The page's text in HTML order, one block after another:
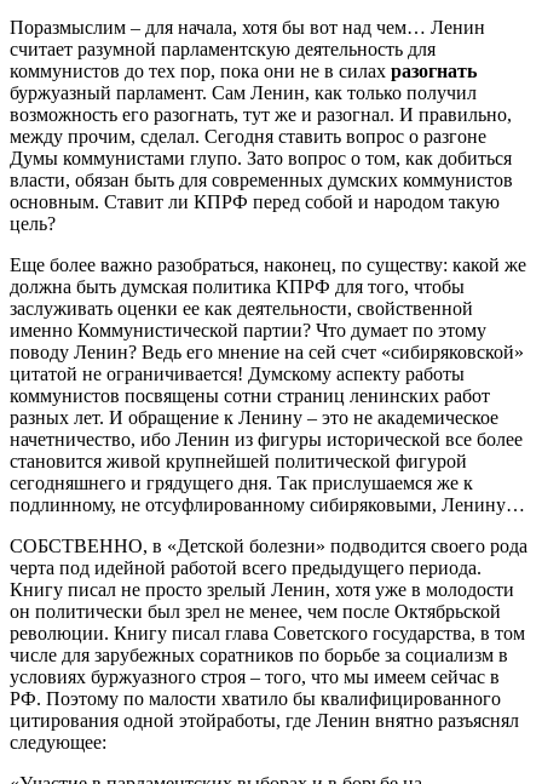
Поразмыслим – для начала, хотя бы вот над чем… Ленин
считает разумной парламентскую деятельность для
коммунистов до тех пор, пока они не в силах разогнать
буржуазный парламент. Сам Ленин, как только получил
возможность его разогнать, тут же и разогнал. И правильно,
между прочим, сделал. Сегодня ставить вопрос о разгоне
Думы коммунистами глупо. Зато вопрос о том, как добиться
власти, обязан быть для современных думских коммунистов
основным. Ставит ли КПРФ перед собой и народом такую
цель?
Еще более важно разобраться, наконец, по существу: какой же
должна быть думская политика КПРФ для того, чтобы
заслуживать оценки ее как деятельности, свойственной
именно Коммунистической партии? Что думает по этому
поводу Ленин? Ведь его мнение на сей счет «сибиряковской»
цитатой не ограничивается! Думскому аспекту работы
коммунистов посвящены сотни страниц ленинских работ
разных лет. И обращение к Ленину – это не академическое
начетничество, ибо Ленин из фигуры исторической все более
становится живой крупнейшей политической фигурой
сегодняшнего и грядущего дня. Так прислушаемся же к
подлинному, не отсуфлированному сибиряковыми, Ленину…
СОБСТВЕННО, в «Детской болезни» подводится своего рода
черта под идейной работой всего предыдущего периода.
Книгу писал не просто зрелый Ленин, хотя уже в молодости
он политически был зрел не менее, чем после Октябрьской
революции. Книгу писал глава Советского государства, в том
числе для зарубежных соратников по борьбе за социализм в
условиях буржуазного строя – того, что мы имеем сейчас в
РФ. Поэтому по малости хватило бы квалифицированного
цитирования одной этойработы, где Ленин внятно разъяснял
следующее: